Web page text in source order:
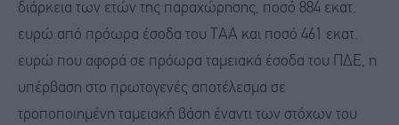
διάρκεια των ετών της παραχώρησης, ποσό 884 εκατ.
ευρώ από πρόωρα έσοδα του ΤΑΑ και ποσό 461 εκατ.
ευρώ που αφορά σε πρόωρα ταμειακά έσοδα του ΠΔΕ, η
υπέρβαση στο πρωτογενές αποτέλεσμα σε
τροποποιημένη ταμειακή βάση έναντι των στόχων του